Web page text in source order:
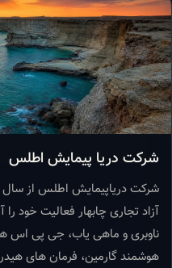
شرکت دریا پیمایش اطلس
آزاد تجاری چابهار فعالیت خود
ناوبری و ماهی یاب، جی پی
هوشمند گارمین، فرمان های